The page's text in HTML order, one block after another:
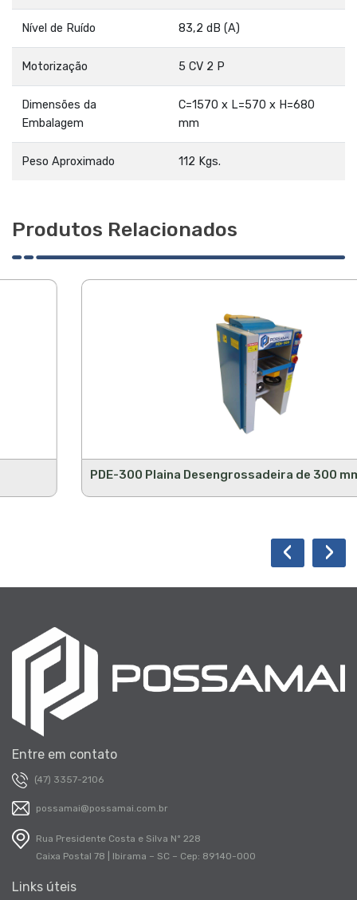
Nível de Ruído 83,2 dB (A)
Motorização 5 CV 2 P
Dimensões da
Embalagem
C=1570 x L=570 x H=680
mm
Peso Aproximado 112 Kgs.
Produtos Relacionados
PDE-300 Plaina Desengrossadeira de 300 mm
‹ ›
Entre em contato
(47) 3357-2106
possamai@possamai.com.br
Rua Presidente Costa e Silva Nº 228
Caixa Postal 78 | Ibirama – SC – Cep: 89140-000
Links úteis